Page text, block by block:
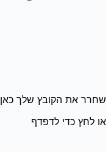
שחרר את הקובץ שלך כאן
או לחץ כדי לדפדף